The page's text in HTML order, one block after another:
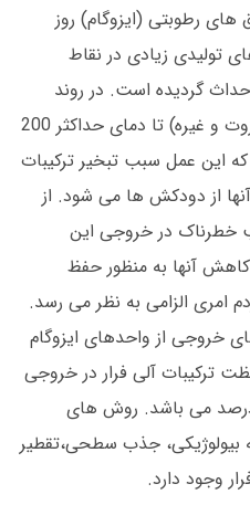
های رطوبتی (ایزوگام) روز
تولیدی زیادی در نقاط
گردیده است. در روند
تولید ایزوگام مواد اولیه (قیر، مازوت و غیره) تا دمای حداکثر 200
این عمل سبب تبخیر ترکیبات
از دودکش ها می شود. از
50 نوع ترکیب خطرناک در خروجی این
آنها به منظور حفظ
امری الزامی به نظر می رسد.
های خروجی از واحدهای ایزوگام
ترکیبات آلی فرار در خروجی
این صنایع حدود 2/2 درصد می باشد. روش های
جذب سطحی،تقطیر
وجود دارد.